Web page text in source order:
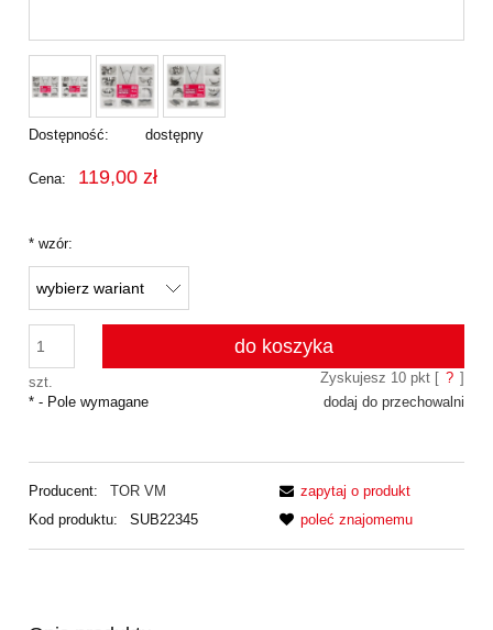
Dostępność: dostępny
Cena: 119,00 zł
* wzór:
szt.
do koszyka
Zyskujesz 10pkt [ ? ]
dodaj do przechowalni
* - Pole wymagane
Producent:
TOR VM
Kod produktu:
SUB22345
zapytaj o produkt
poleć znajomemu